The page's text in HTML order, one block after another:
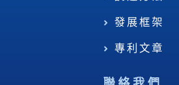
發展框架
專利文章